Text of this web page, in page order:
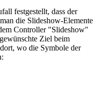
festgestellt, dass der
die Slideshow-Elemente
Controller "Slideshow"
Ziel beim
wo die Symbole der